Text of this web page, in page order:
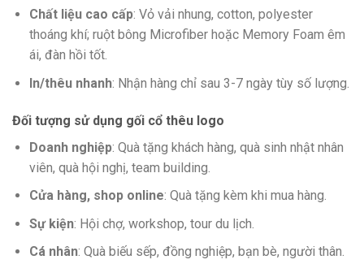
Chất liệu cao cấp: Vỏ vải nhung, cotton, polyester
thoáng khí; ruột bông Microfiber hoặc Memory Foam êm
ái, đàn hồi tốt.
In/thêu nhanh: Nhận hàng chỉ sau 3-7 ngày tùy số lượng.
Đối tượng sử dụng gối cổ thêu logo
Doanh nghiệp: Quà tặng khách hàng, quà sinh nhật nhân
viên, quà hội nghị, team building.
Cửa hàng, shop online: Quà tặng kèm khi mua hàng.
Sự kiện: Hội chợ, workshop, tour du lịch.
Cá nhân: Quà biếu sếp, đồng nghiệp, bạn bè, người thân.